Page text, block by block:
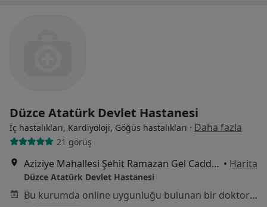
Düzce Atatürk Devlet Hastanesi
İç hastalıkları, Kardiyoloji, Göğüs hastalıkları · Daha fazla
21 görüş
Aziziye Mahallesi Şehit Ramazan Gel Caddesi No:7, Düzce • Harita
Düzce Atatürk Devlet Hastanesi
Bu kurumda online uygunluğu bulunan bir doktor veya uzman bulunamadı